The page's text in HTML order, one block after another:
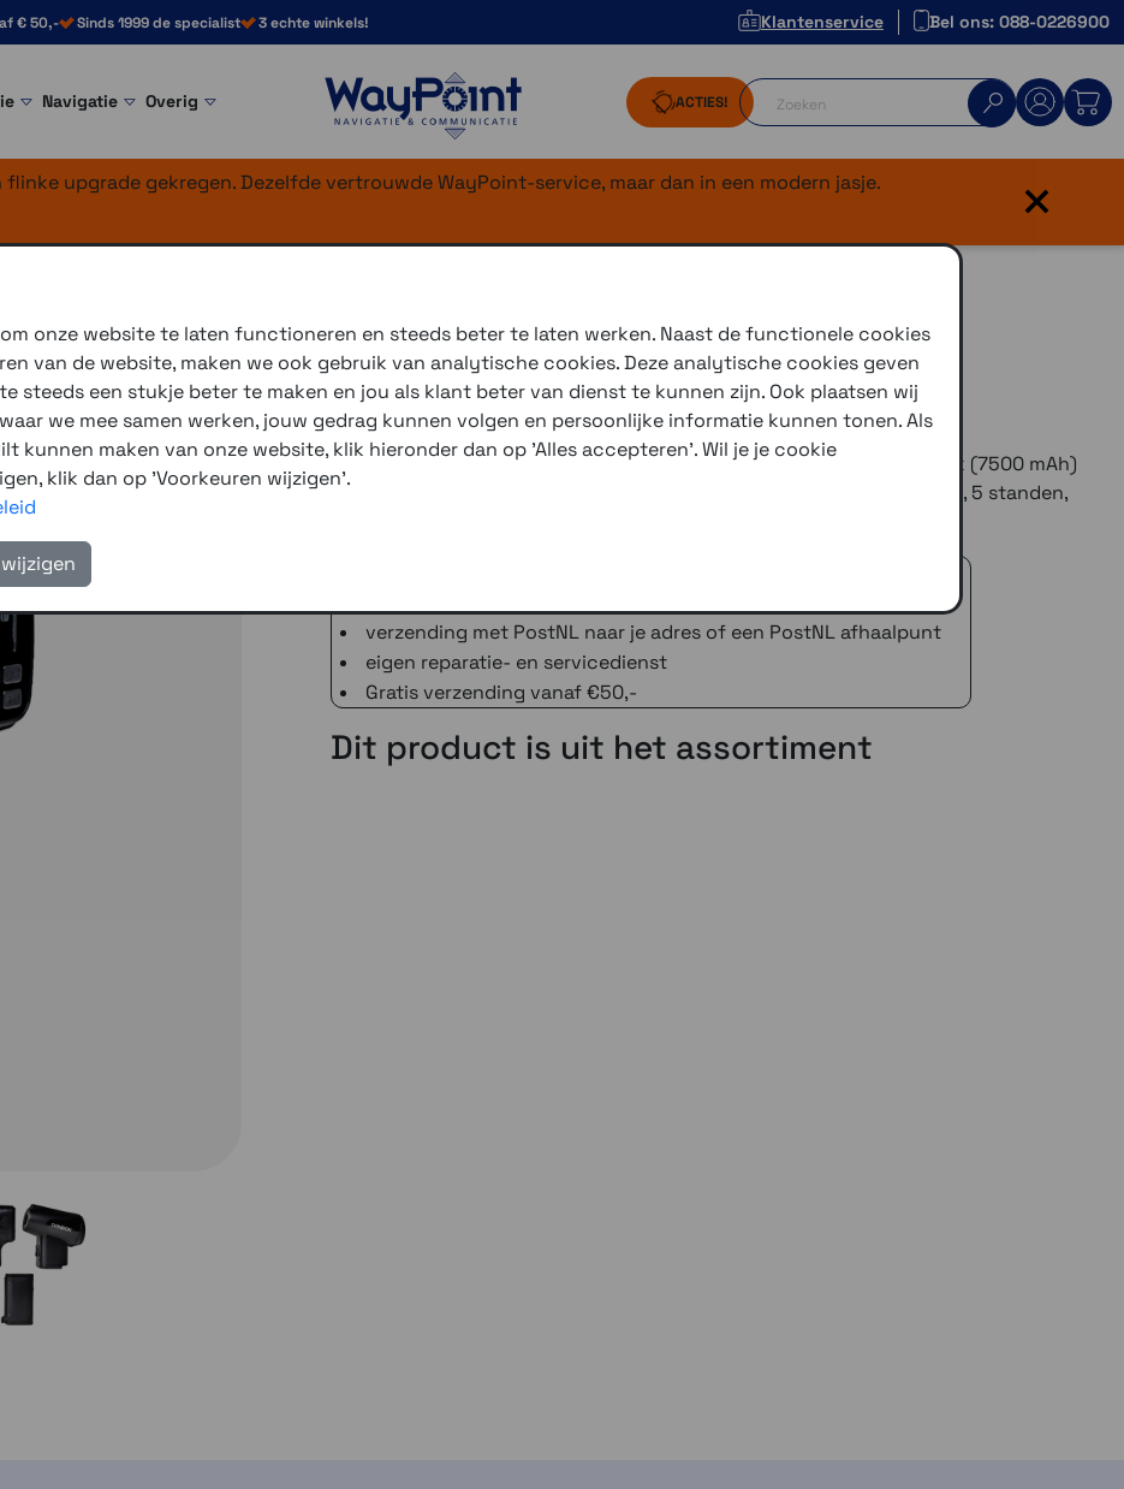
€ 50,- Sinds 1999 de specialist 3 echte winkels! Klantenservice Bel ons: 088-0226900
Navigatie Overig ACTIES!
upgrade gekregen. Dezelfde vertrouwde WayPoint-service, maar dan in een modern jasje.
×
bandenpomp en
DeDonrox C542is een draagbare elektrische compressor/powerbank (7500 mAh)
met 2 pompkoppen, geschikt voor banden (10,3 bar) en luchtbedden, 5 standen,
verzending met PostNL naar je adres of een PostNL afhaalpunt
eigen reparatie- en servicedienst
Gratis verzending vanaf €50,-
Dit product is uit het assortiment
onze website te laten functioneren en steeds beter te laten werken. Naast de functionele cookies
van de website, maken we ook gebruik van analytische cookies. Deze analytische cookies geven
steeds een stukje beter te maken en jou als klant beter van dienst te kunnen zijn. Ook plaatsen wij
we mee samen werken, jouw gedrag kunnen volgen en persoonlijke informatie kunnen tonen. Als
kunnen maken van onze website, klik hieronder dan op 'Alles accepteren'. Wil je je cookie
klik dan op 'Voorkeuren wijzigen'.